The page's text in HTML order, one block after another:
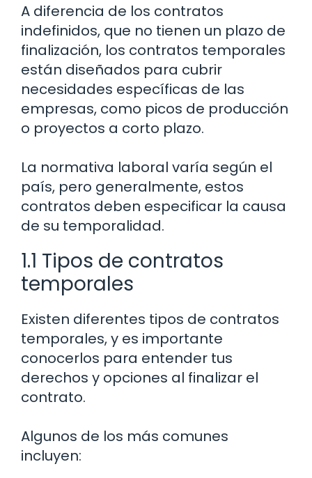
A diferencia de los contratos
indefinidos, que no tienen un plazo de
finalización, los contratos temporales
están diseñados para cubrir
necesidades específicas de las
empresas, como picos de producción
o proyectos a corto plazo.
La normativa laboral varía según el
país, pero generalmente, estos
contratos deben especificar la causa
de su temporalidad.
1.1 Tipos de contratos
temporales
Existen diferentes tipos de contratos
temporales, y es importante
conocerlos para entender tus
derechos y opciones al finalizar el
contrato.
Algunos de los más comunes
incluyen: